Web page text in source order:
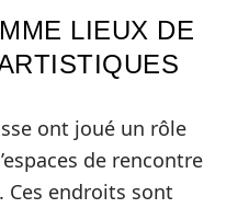
LIEUX DE
ont joué un rôle
de rencontre
Ces endroits sont